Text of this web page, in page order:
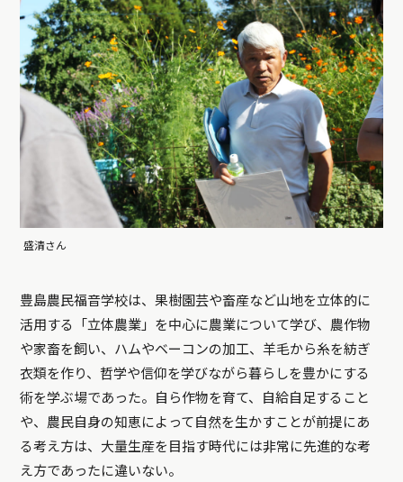
盛清さん
豊島農民福音学校は、果樹園芸や畜産など山地を立体的に
活用する「立体農業」を中心に農業について学び、農作物
や家畜を飼い、ハムやベーコンの加工、羊毛から糸を紡ぎ
衣類を作り、哲学や信仰を学びながら暮らしを豊かにする
術を学ぶ場であった。自ら作物を育て、自給自足すること
や、農民自身の知恵によって自然を生かすことが前提にあ
る考え方は、大量生産を目指す時代には非常に先進的な考
え方であったに違いない。